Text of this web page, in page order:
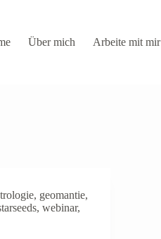
Über mich Arbeite mit mir
, geomantie,
, webinar,